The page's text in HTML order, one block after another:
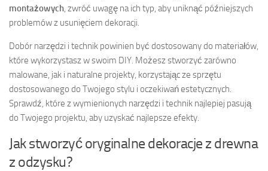
montażowych , zwróć uwagę na ich typ, aby uniknąć późniejszych
problemów z usunięciem dekoracji.
Dobór narzędzi i technik powinien być dostosowany do materiałów,
które wykorzystasz w swoim DIY. Możesz stworzyć zarówno
malowane, jak i naturalne projekty, korzystając ze sprzętu
dostosowanego do Twojego stylu i oczekiwań estetycznych.
Sprawdź, które z wymienionych narzędzi i technik najlepiej pasują
do Twojego projektu, aby uzyskać najlepsze efekty.
Jak stworzyć oryginalne dekoracje z drewna
z odzysku?